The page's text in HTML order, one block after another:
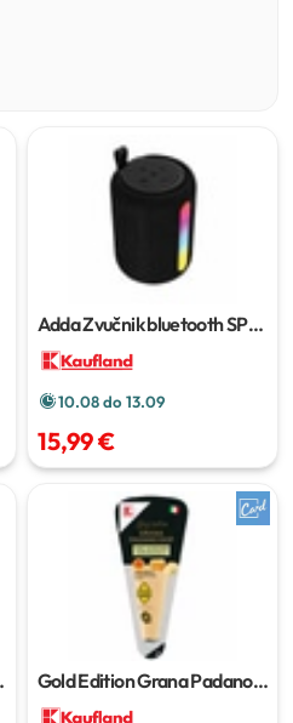
Adda Zvučnik bluetooth SP-
10.08 do 13.09
15,99 €
Gold Edition Grana Padano